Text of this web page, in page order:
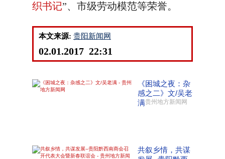
织书记”、市级劳动模范等荣誉。
本文来源: 贵阳新闻网
02.01.2017 22:31
《困城之夜：杂
感之二》文/吴老
满贵州地方新闻网
共叙乡情，共谋